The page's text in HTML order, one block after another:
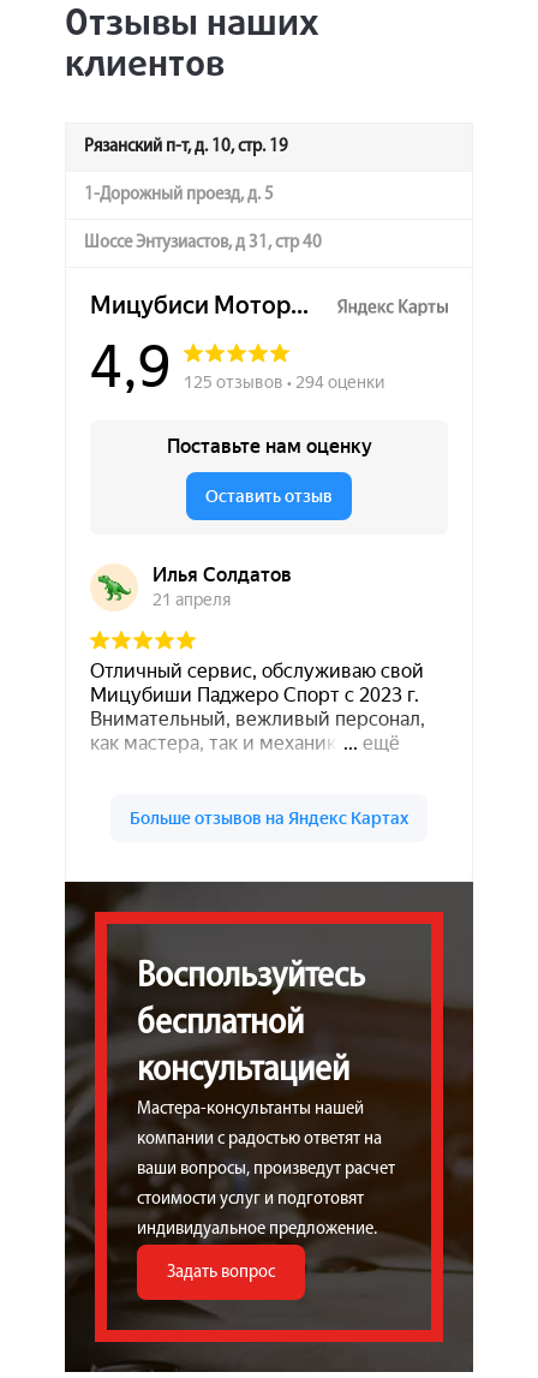
Отзывы наших
клиентов
Рязанский п-т, д. 10, стр. 19
1-Дорожный проезд, д. 5
Шоссе Энтузиастов, д 31, стр 40
Воспользуйтесь
бесплатной
консультацией
Мастера-консультанты нашей
компании с радостью ответят на
ваши вопросы, произведут расчет
стоимости услуг и подготовят
индивидуальное предложение.
Задать вопрос